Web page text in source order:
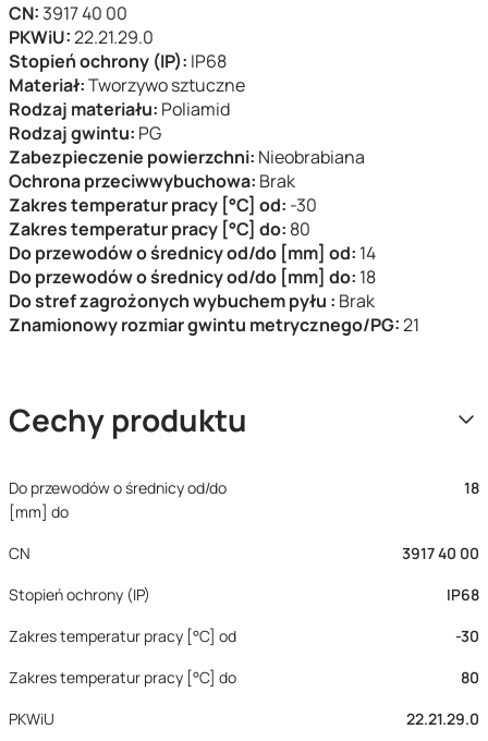
CN: 3917 40 00
PKWiU:22.21.29.0
Stopień ochrony (IP): IP68
Materiał:Tworzywo sztuczne
Rodzaj materiału: Poliamid
Rodzaj gwintu: PG
Zabezpieczenie powierzchni: Nieobrabiana
Ochrona przeciwwybuchowa: Brak
Zakres temperatur pracy [°C] od: -30
Zakres temperatur pracy [°C] do: 80
Do przewodów o średnicy od/do [mm] od: 14
Do przewodów o średnicy od/do [mm] do: 18
Do stref zagrożonych wybuchem pyłu : Brak
Znamionowy rozmiar gwintu metrycznego/PG:21
Cechy produktu
Do przewodów o średnicy od/do
[mm] do
18
CN
3917 40 00
Stopień ochrony (IP)
IP68
Zakres temperatur pracy [°C] od
-30
Zakres temperatur pracy [°C] do
80
PKWiU
22.21.29.0